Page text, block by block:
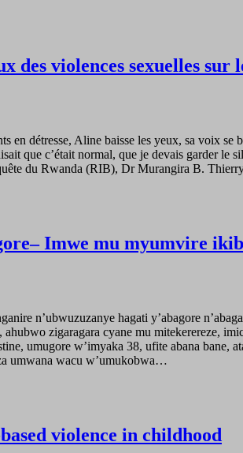
des violences sexuelles sur
en détresse, Aline baisse les yeux, sa voix
que c’était normal, que je devais garder le
du Rwanda (RIB), Dr Murangira B.
Imwe mu myumvire
n’ubwuzuzanye hagati y’abagore
zigaragara cyane mu mitekerereze,
umugore w’imyaka 38, ufite abana
umwana wacu w’umukobwa…
violence in childhood